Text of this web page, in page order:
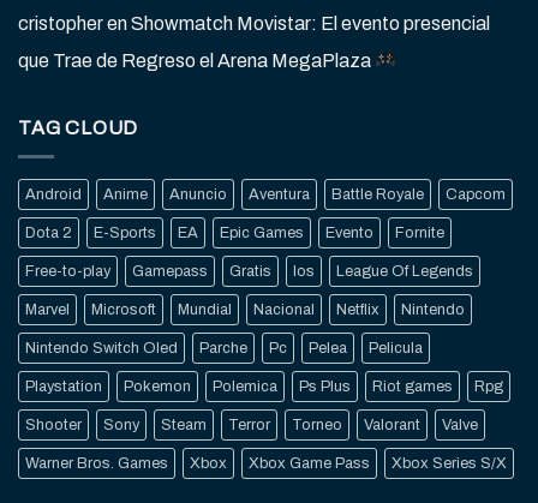
cristopherenShowmatch Movistar: El evento presencial
que Trae de Regreso el Arena MegaPlaza
TAG CLOUD
Android Anime Anuncio Aventura Battle Royale Capcom
Dota 2 E-Sports EA Epic Games Evento Fornite
Free-to-play Gamepass Gratis Ios League Of Legends
Marvel Microsoft Mundial Nacional Netflix Nintendo
Nintendo Switch Oled Parche Pc Pelea Pelicula
Playstation Pokemon Polemica Ps Plus Riot games Rpg
Shooter Sony Steam Terror Torneo Valorant Valve
Warner Bros. Games Xbox Xbox Game Pass Xbox Series S/X